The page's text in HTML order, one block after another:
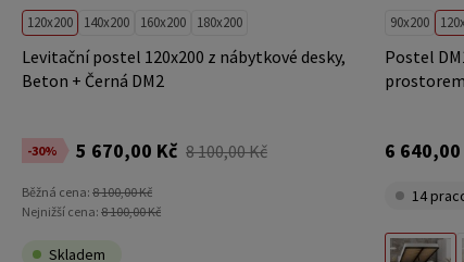
120x200 140x200 160x200 180x200
Levitační postel 120x200 z nábytkové desky,
Beton + Černá DM2
-30% 5 670,00 Kč 8 100,00 Kč
Běžná cena: 8 100,00 Kč
Nejnižší cena: 8 100,00 Kč
Skladem
90x200
Postel
6 640,00
14